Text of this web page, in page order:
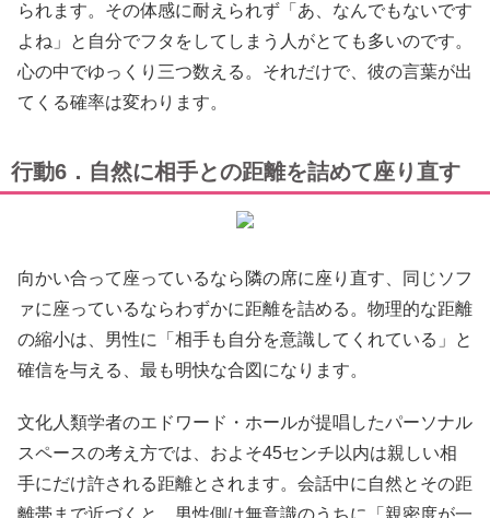
られます。その体感に耐えられず「あ、なんでもないです
よね」と自分でフタをしてしまう人がとても多いのです。
心の中でゆっくり三つ数える。それだけで、彼の言葉が出
てくる確率は変わります。
行動6．自然に相手との距離を詰めて座り直す
向かい合って座っているなら隣の席に座り直す、同じソフ
ァに座っているならわずかに距離を詰める。物理的な距離
の縮小は、男性に「相手も自分を意識してくれている」と
確信を与える、最も明快な合図になります。
文化人類学者のエドワード・ホールが提唱したパーソナル
スペースの考え方では、およそ45センチ以内は親しい相
手にだけ許される距離とされます。会話中に自然とその距
離帯まで近づくと、男性側は無意識のうちに「親密度が一